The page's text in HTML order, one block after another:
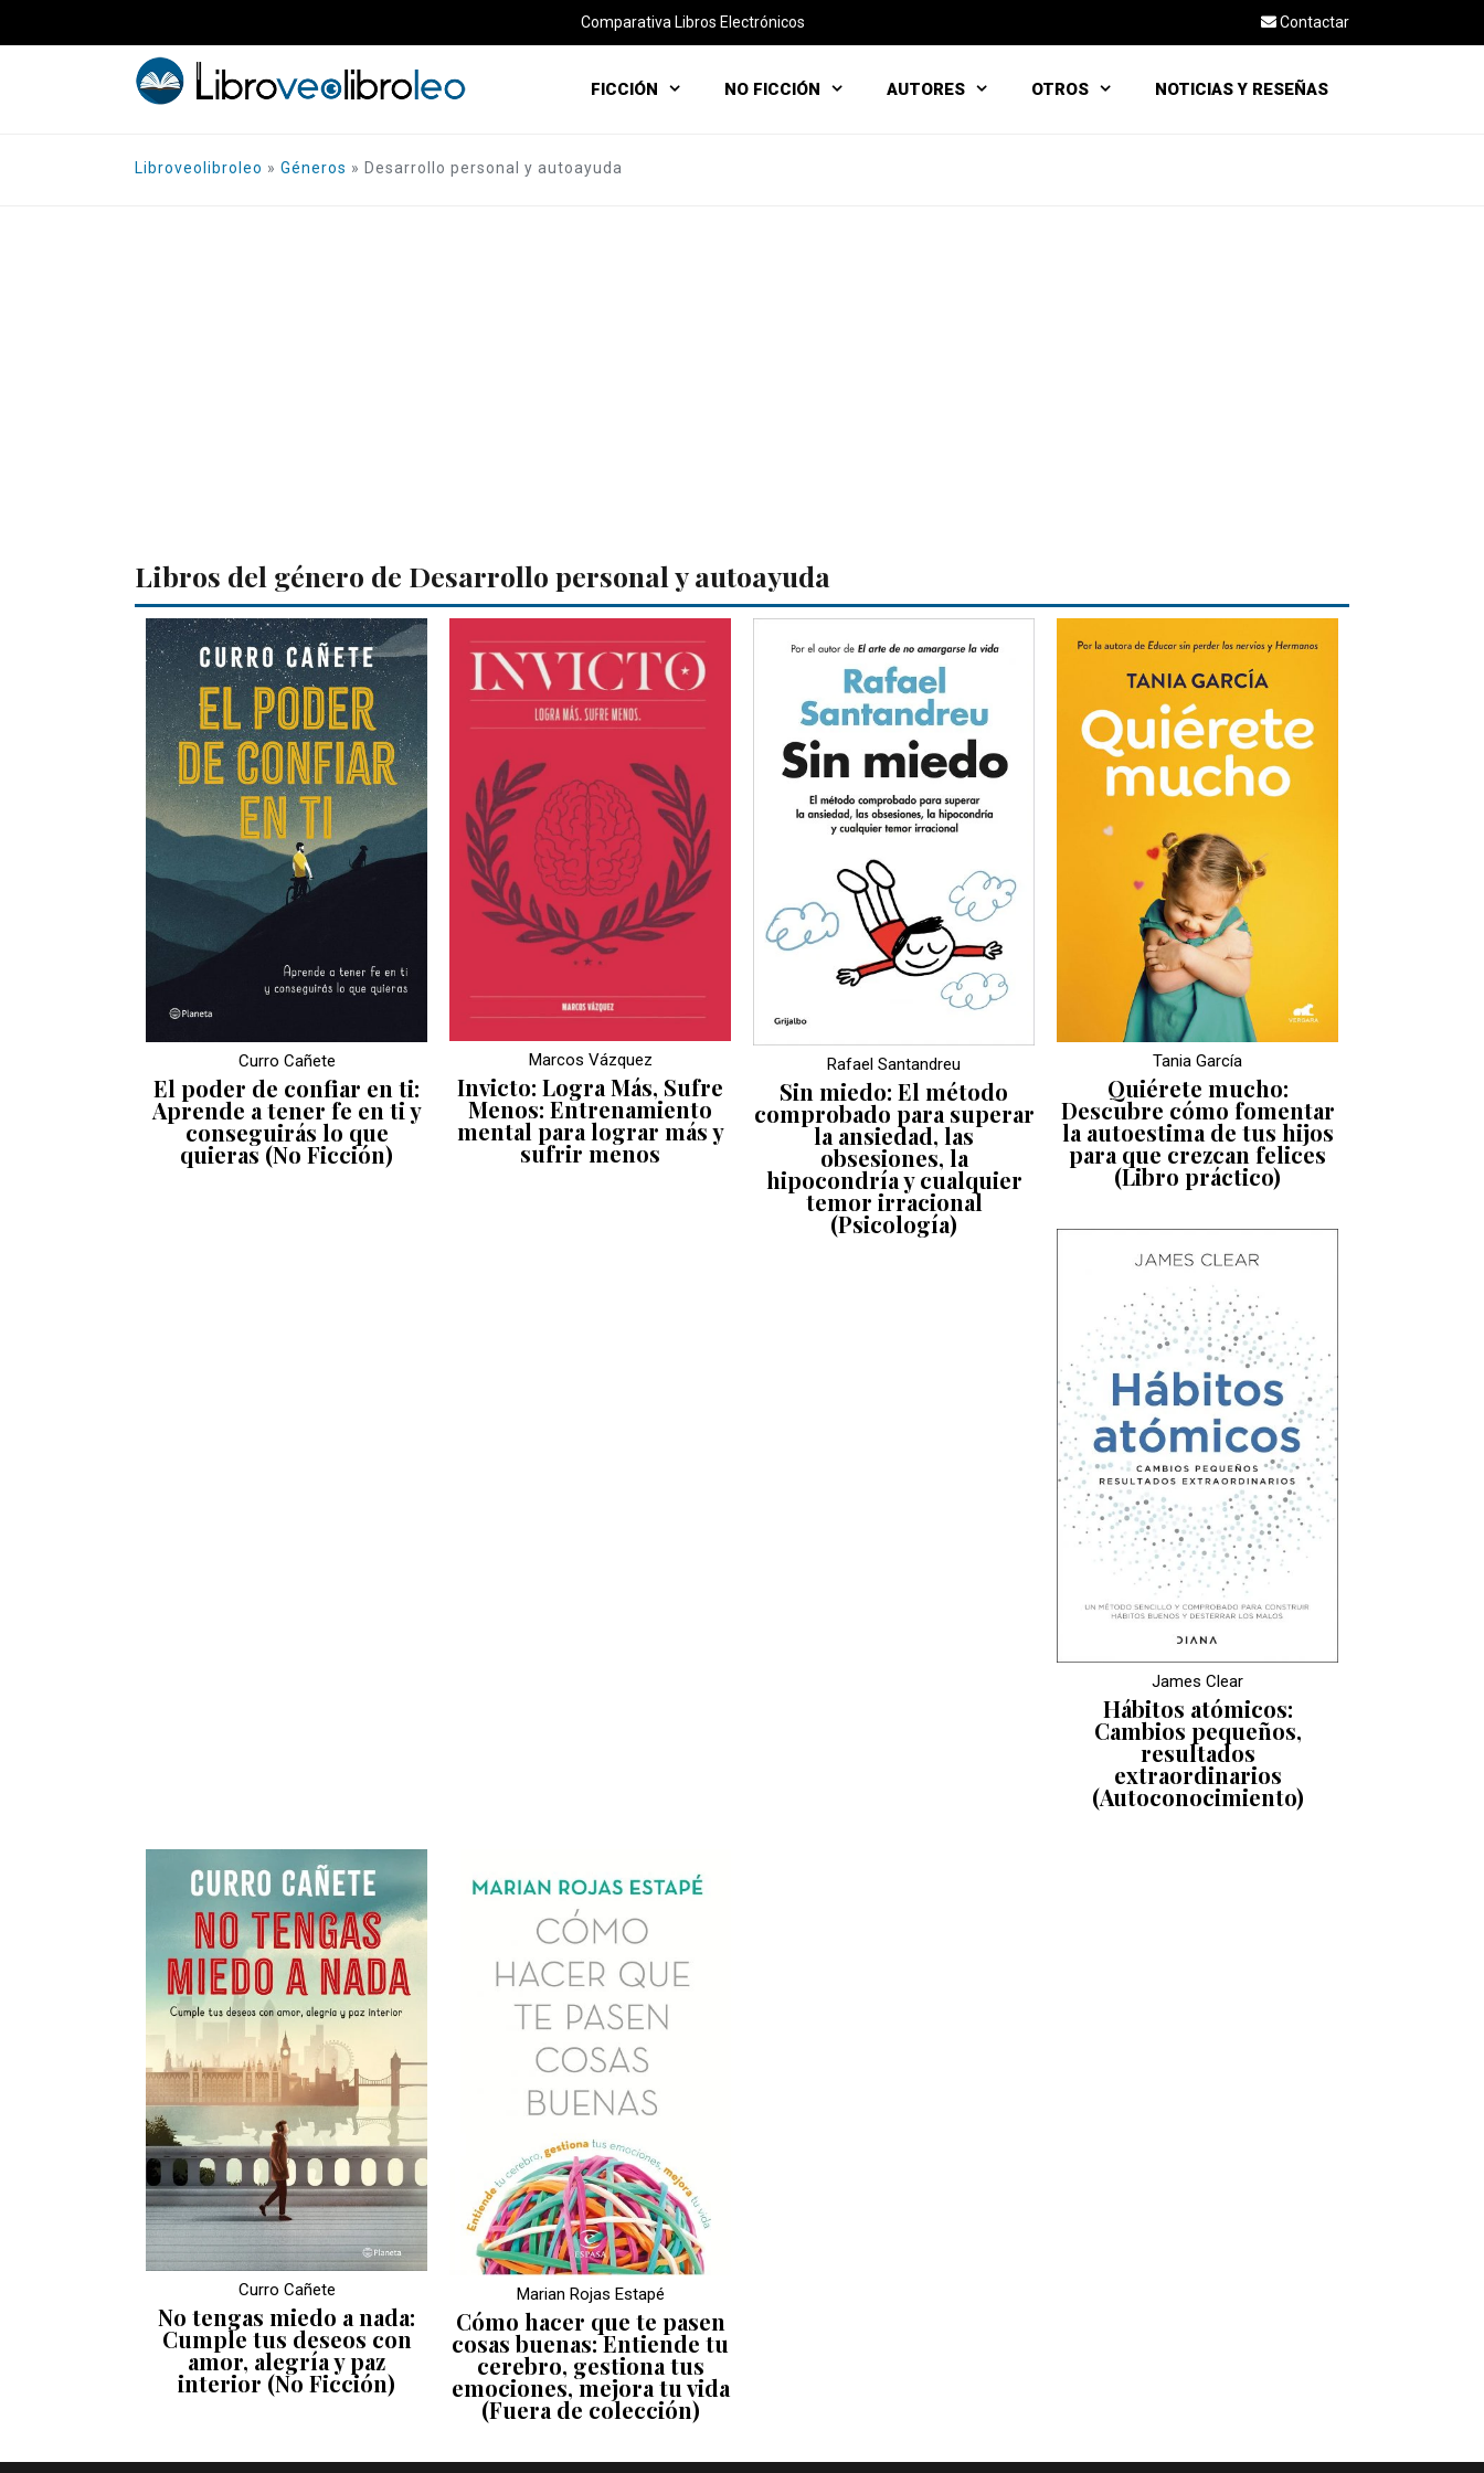
al
Comparativa Libros Electrónicos Contactar
FICCIÓN NO FICCIÓN AUTORES OTROS NOTICIAS Y RESEÑAS
Libroveolibroleo » Géneros » Desarrollo personal y autoayuda
Libros del género de Desarrollo personal y autoayuda
Curro Cañete
El poder de confiar en ti:
Aprende a tener fe en ti y
conseguirás lo que
quieras (No Ficción)
Marcos Vázquez
Invicto: Logra Más, Sufre
Menos: Entrenamiento
mental para lograr más y
sufrir menos
Rafael Santandreu
Sin miedo: El método
comprobado para superar
la ansiedad, las
obsesiones, la
hipocondría y cualquier
temor irracional
(Psicología)
Tania García
Quiérete mucho:
Descubre cómo fomentar
la autoestima de tus hijos
para que crezcan felices
(Libro práctico)
James Clear
Hábitos atómicos:
Cambios pequeños,
resultados
extraordinarios
(Autoconocimiento)
Curro Cañete
No tengas miedo a nada:
Cumple tus deseos con
amor, alegría y paz
interior (No Ficción)
Marian Rojas Estapé
Cómo hacer que te pasen
cosas buenas: Entiende tu
cerebro, gestiona tus
emociones, mejora tu vida
(Fuera de colección)